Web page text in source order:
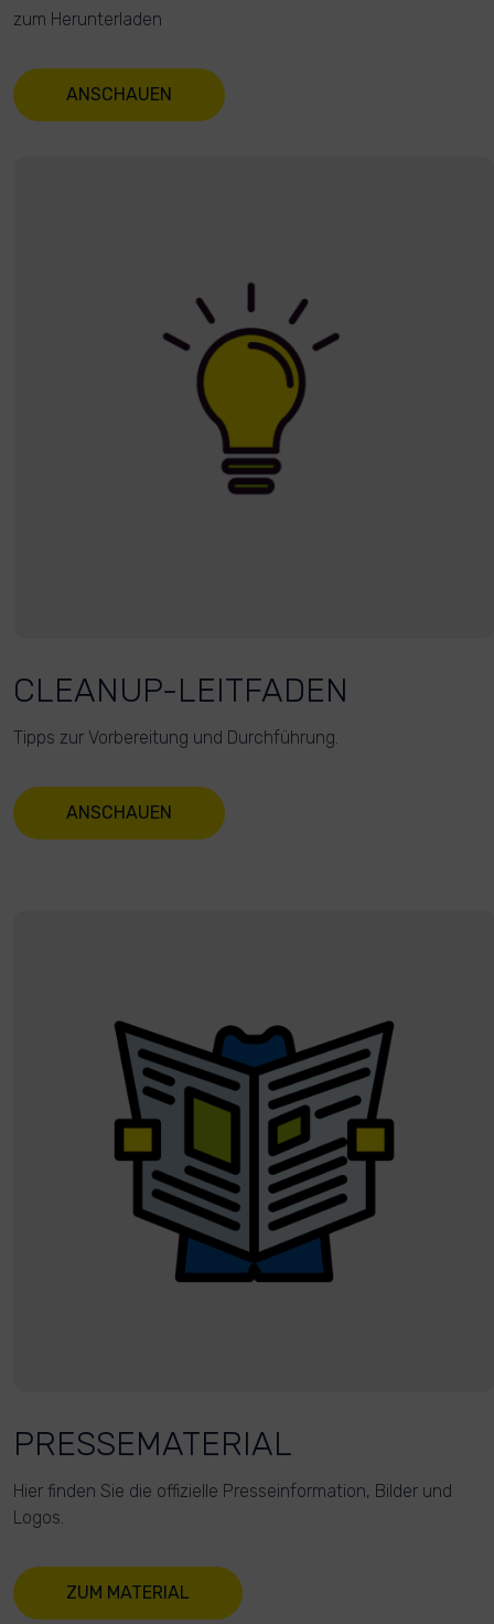
zum Herunterladen
ANSCHAUEN
CLEANUP-LEITFADEN
Tipps zur Vorbereitung und Durchführung.
ANSCHAUEN
PRESSEMATERIAL
Hier finden Sie die offizielle Presseinformation, Bilder und
Logos.
ZUM MATERIAL